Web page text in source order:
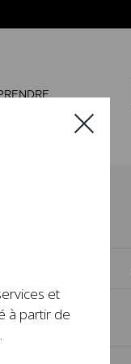
3
et
à partir de